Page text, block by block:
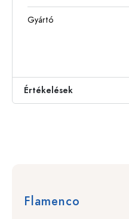
Gyártó
Értékelések
Flamenco